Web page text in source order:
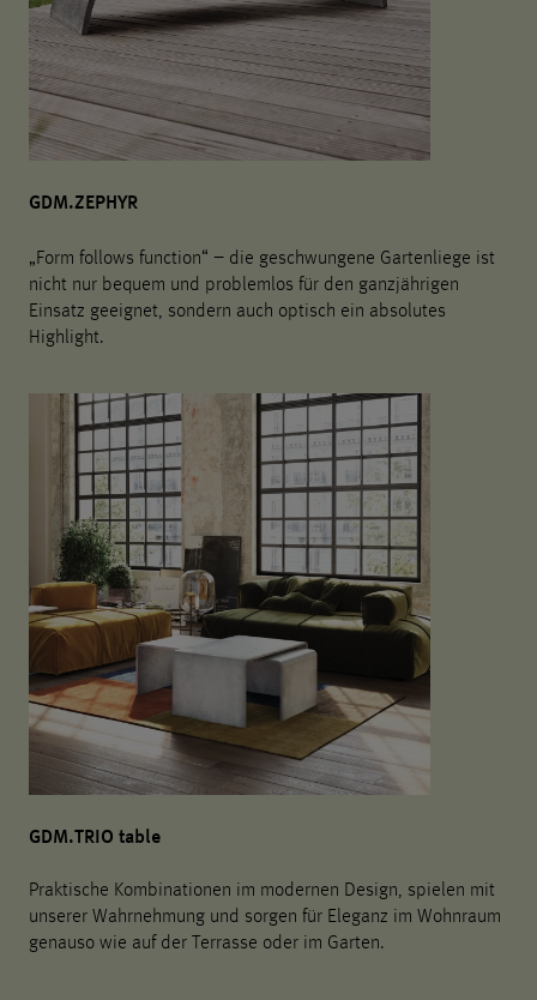
GDM.ZEPHYR
„Form follows function“ – die geschwungene Gartenliege ist
nicht nur bequem und problemlos für den ganzjährigen
Einsatz geeignet, sondern auch optisch ein absolutes
Highlight.
GDM.TRIO table
Praktische Kombinationen im modernen Design, spielen mit
unserer Wahrnehmung und sorgen für Eleganz im Wohnraum
genauso wie auf der Terrasse oder im Garten.